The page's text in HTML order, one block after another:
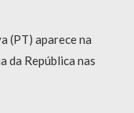
(PT) aparece na
da República nas